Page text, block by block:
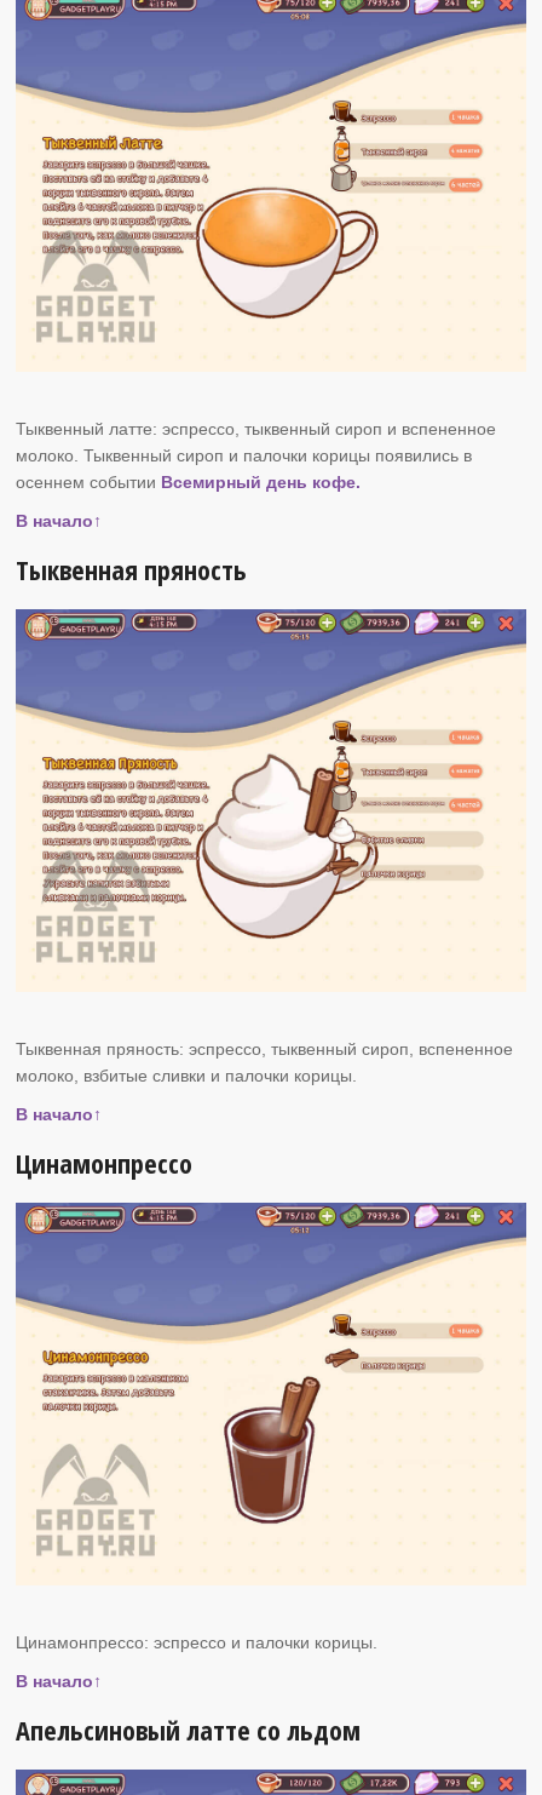
Тыквенный латте: эспрессо, тыквенный сироп и вспененное
молоко. Тыквенный сироп и палочки корицы появились в
осеннем событии Всемирный день кофе.
В начало↑
Тыквенная пряность
Тыквенная пряность: эспрессо, тыквенный сироп, вспененное
молоко, взбитые сливки и палочки корицы.
В начало↑
Цинамонпрессо
Цинамонпрессо: эспрессо и палочки корицы.
В начало↑
Апельсиновый латте со льдом